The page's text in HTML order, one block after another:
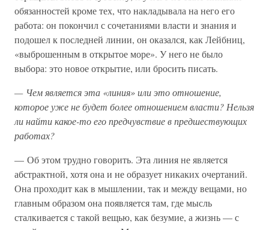
обязанностей кроме тех, что накладывала на него его
работа: он покончил с сочетаниями власти и знания и
подошел к последней линии, он оказался, как Лейбниц,
«выброшенным в открытое море». У него не было
выбора: это новое открытие, или бросить писать.
— Чем является эта «линия» или это отношение,
которое уже не будет более отношением власти? Нельзя
ли найти какое-то его предчувствие в предшествующих
работах?
— Об этом трудно говорить. Эта линия не является
абстрактной, хотя она и не образует никаких очертаний.
Она проходит как в мышлении, так и между вещами, но
главным образом она появляется там, где мысль
сталкивается с такой вещью, как безумие, а жизнь — с